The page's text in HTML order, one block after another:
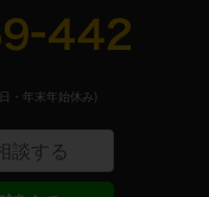
・年末年始休み)
談する